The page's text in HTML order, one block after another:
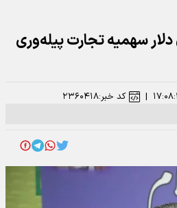
سهمیه تجارت پیله‌وری
| کد خبر:۲۳۶۰۴۱۸